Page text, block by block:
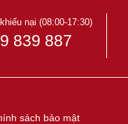
nại (08:00-17:30)
839 887
sách bảo mật